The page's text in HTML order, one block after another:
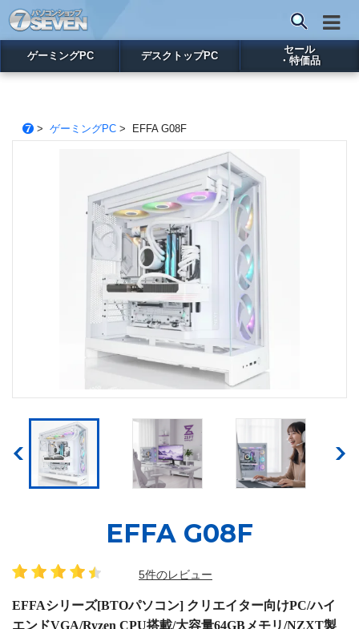
ゲーミングPC デスクトップPC
セール
・特価品
> ゲーミングPC> EFFA G08F
EFFA G08F
5件のレビュー
EFFAシリーズ[BTOパソコン] クリエイター向けPC/ハイ
エンドVGA/Ryzen CPU搭載/大容量64GBメモリ/NZXT製